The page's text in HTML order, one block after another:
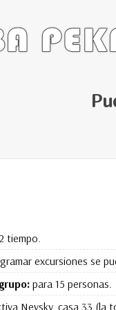
tiempo.
excursiones se
para 15 personas.
Nevsky. casa 33 (la